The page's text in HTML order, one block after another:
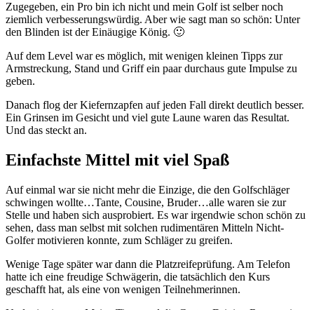
Zugegeben, ein Pro bin ich nicht und mein Golf ist selber noch
ziemlich verbesserungswürdig. Aber wie sagt man so schön: Unter
den Blinden ist der Einäugige König. 🙂
Auf dem Level war es möglich, mit wenigen kleinen Tipps zur
Armstreckung, Stand und Griff ein paar durchaus gute Impulse zu
geben.
Danach flog der Kiefernzapfen auf jeden Fall direkt deutlich besser.
Ein Grinsen im Gesicht und viel gute Laune waren das Resultat.
Und das steckt an.
Einfachste Mittel mit viel Spaß
Auf einmal war sie nicht mehr die Einzige, die den Golfschläger
schwingen wollte…Tante, Cousine, Bruder…alle waren sie zur
Stelle und haben sich ausprobiert. Es war irgendwie schon schön zu
sehen, dass man selbst mit solchen rudimentären Mitteln Nicht-
Golfer motivieren konnte, zum Schläger zu greifen.
Wenige Tage später war dann die Platzreifeprüfung. Am Telefon
hatte ich eine freudige Schwägerin, die tatsächlich den Kurs
geschafft hat, als eine von wenigen Teilnehmerinnen.